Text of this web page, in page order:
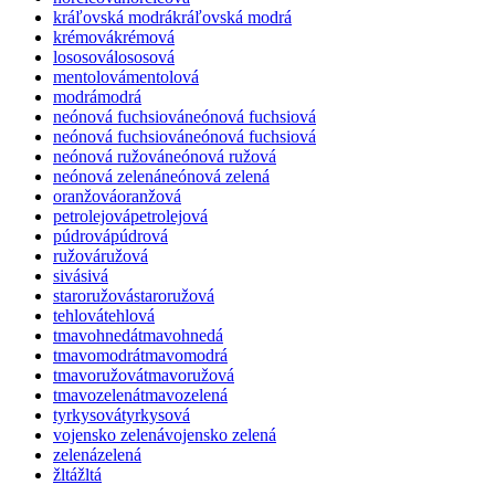
kráľovská modrákráľovská modrá
krémovákrémová
lososoválososová
mentolovámentolová
modrámodrá
neónová fuchsiováneónová fuchsiová
neónová fuchsiováneónová fuchsiová
neónová ružováneónová ružová
neónová zelenáneónová zelená
oranžováoranžová
petrolejovápetrolejová
púdrovápúdrová
ružováružová
sivásivá
staroružovástaroružová
tehlovátehlová
tmavohnedátmavohnedá
tmavomodrátmavomodrá
tmavoružovátmavoružová
tmavozelenátmavozelená
tyrkysovátyrkysová
vojensko zelenávojensko zelená
zelenázelená
žltážltá